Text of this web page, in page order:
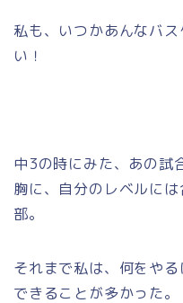
私も、いつかあんなバ
い！
中3の時にみた、あの試
胸に、自分のレベルに
部。
それまで私は、何をや
できることが多かった。